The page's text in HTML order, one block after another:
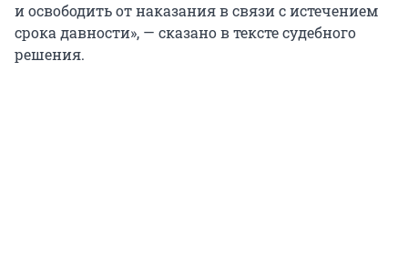
и освободить от наказания в связи с истечением
срока давности», — сказано в тексте судебного
решения.